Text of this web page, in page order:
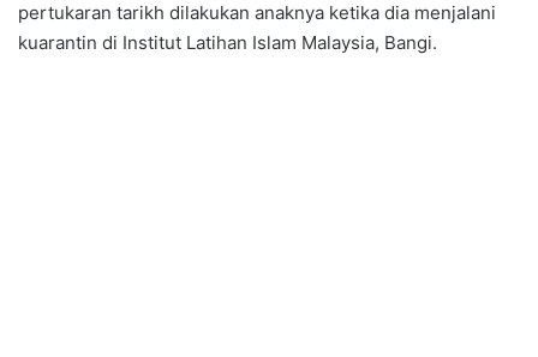
pertukaran tarikh dilakukan anaknya ketika dia menjalani
kuarantin di Institut Latihan Islam Malaysia, Bangi.